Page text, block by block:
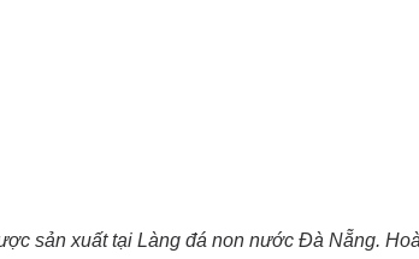
sản xuất tại Làng đá non nước Đà Nẵng.